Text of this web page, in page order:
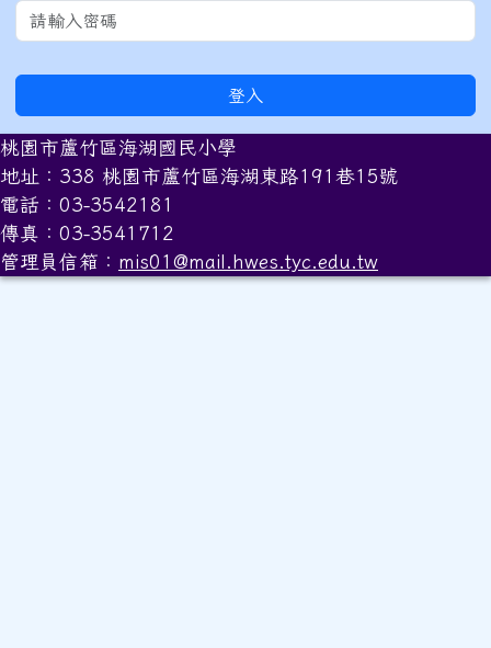
登入
桃園市蘆竹區海湖國民小學
地址：338 桃園市蘆竹區海湖東路191巷15號
電話：03-3542181
傳真：03-3541712
管理員信箱： mis01@mail.hwes.tyc.edu.tw